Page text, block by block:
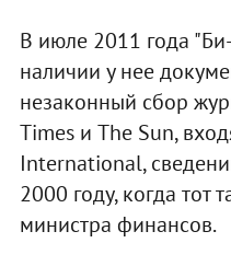
В июле 2011 года
наличии у нее
незаконный сбор
Times и The Sun,
International,
2000 году, когда тот
министра финансов.